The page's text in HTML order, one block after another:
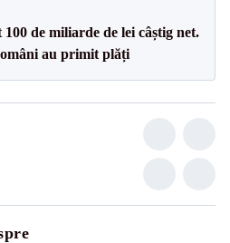
de miliarde de lei câștig net.
au primit plăți